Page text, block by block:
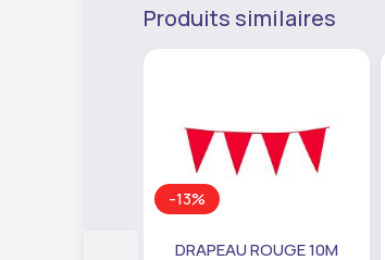
Produits similaires
-13%
DRAPEAU ROUGE 10M